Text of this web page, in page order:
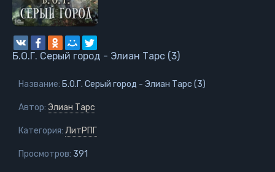
Б.О.Г. Серый город - Элиан Тарс (3)
Название: Б.О.Г. Серый город - Элиан Тарс (3)
Автор: Элиан Тарс
Категория: ЛитРПГ
Просмотров: 391